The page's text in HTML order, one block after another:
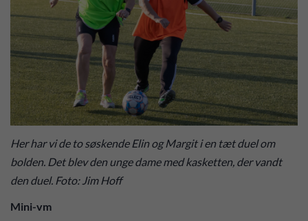
Her har vi de to søskende Elin og Margit i en tæt duel om
bolden. Det blev den unge dame med kasketten, der vandt
den duel. Foto: Jim Hoff
Mini-vm